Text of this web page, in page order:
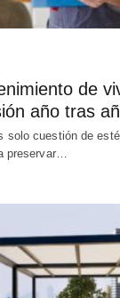
de
año tras
solo cuestión de
preservar…